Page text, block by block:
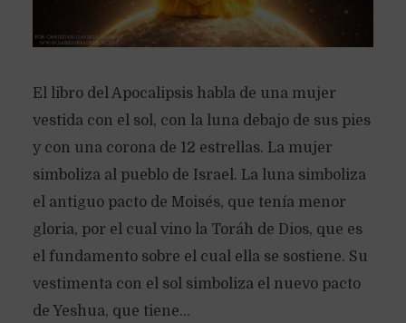
El libro del Apocalipsis habla de una mujer
vestida con el sol, con la luna debajo de sus pies
y con una corona de 12 estrellas. La mujer
simboliza al pueblo de Israel. La luna simboliza
el antiguo pacto de Moisés, que tenía menor
gloria, por el cual vino la Toráh de Dios, que es
el fundamento sobre el cual ella se sostiene. Su
vestimenta con el sol simboliza el nuevo pacto
de Yeshua, que tiene...